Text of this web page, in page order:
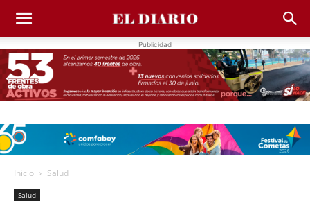
Publicidad
Inicio Salud
Salud